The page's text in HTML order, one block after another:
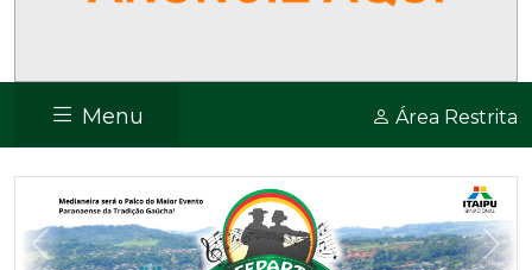
Menu Área Restrita
Previous